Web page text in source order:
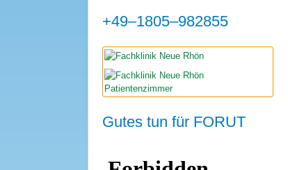
+49–1805–982855
Gutes tun für FORUT